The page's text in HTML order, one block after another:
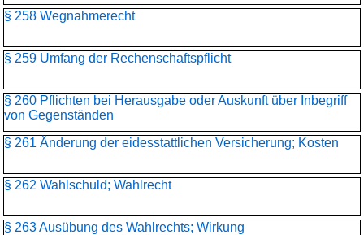
§ 258 Wegnahmerecht
§ 259 Umfang der Rechenschaftspflicht
§ 260 Pflichten bei Herausgabe oder Auskunft über Inbegriff
von Gegenständen
§ 261 Änderung der eidesstattlichen Versicherung; Kosten
§ 262 Wahlschuld; Wahlrecht
§ 263 Ausübung des Wahlrechts; Wirkung